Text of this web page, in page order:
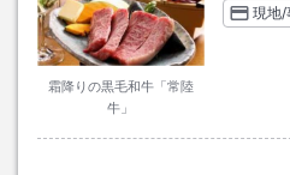
霜降りの黒毛和牛「常陸
牛」
現地/